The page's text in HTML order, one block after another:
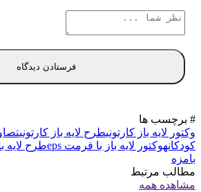
# برچسب ها
وکتور لایه باز کارتونیطرح لایه باز کارتونی
کودکانهوکتور لایه باز با فرمت eps
طرح لایه
بامزه
مطالب مرتبط
مشاهده همه